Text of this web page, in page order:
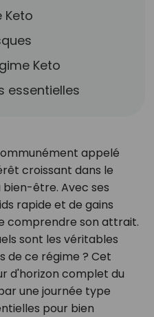
Keto
Keto
essentielles
appelé
croissant dans le
être. Avec ses
rapide et de gains
comprendre son attrait.
sont les véritables
de ce régime ? Cet
d'horizon complet du
une journée type
pour bien